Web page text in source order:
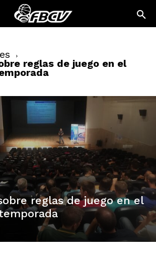
reglas de juego en el
reglas de juego en el